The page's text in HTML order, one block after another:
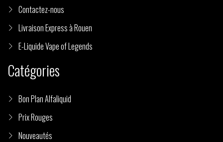
Contactez-nous
Livraison Express à Rouen
E-Liquide Vape of Legends
Catégories
Bon Plan Alfaliquid
Prix Rouges
Nouveautés